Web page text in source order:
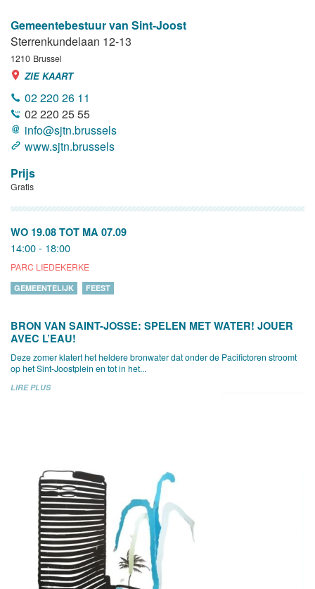
Gemeentebestuur van Sint-Joost
Sterrenkundelaan 12-13
1210 Brussel
ZIE KAART
02 220 26 11
02 220 25 55
info@sjtn.brussels
www.sjtn.brussels
Prijs
Gratis
WO 19.08 TOT MA 07.09
14:00 - 18:00
PARC LIEDEKERKE
GEMEENTELIJK FEEST
BRON VAN SAINT-JOSSE: SPELEN MET WATER! JOUER
AVEC L’EAU!
Deze zomer klatert het heldere bronwater dat onder de Pacifictoren stroomt
op het Sint-Joostplein en tot in het...
LIRE PLUS